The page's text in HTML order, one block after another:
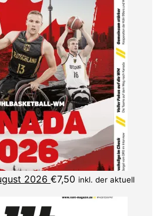
2026 €7,50 inkl. der aktuell